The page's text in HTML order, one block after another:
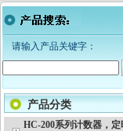
请输入产品关键字：
产品分类
HC-200系列计数器，定